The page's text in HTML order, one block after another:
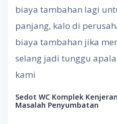
biaya tambahan lagi
panjang, kalo di
biaya tambahan jika
selang jadi tunggu
kami
Sedot WC Komplek
Masalah Penyumbatan